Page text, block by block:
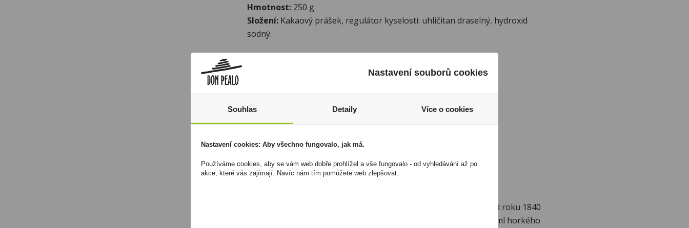
Hmotnost: 250 g
Složení: Kakaový prášek, regulátor kyselosti: uhličitan draselný, hydroxid
sodný.
Tuky:
z toho nasycené mastné kyseliny:
Sacharidy:8,9 g
Bílkoviny:20 g
Sůl:
0,08 g
Tradiční holandské kakao, které se vyrábí už od roku 1840
Příprava: Rozpusťte 1 kávovou lžičku kakaaového přášku ve 250 ml horkého
Nastavení souborů cookies
Souhlas Detaily Více o cookies
Nastavení cookies: Aby všechno fungovalo, jak má.
Používáme cookies, aby se vám web dobře prohlížel a vše fungovalo - od vyhledávání až po
akce, které vás zajímají. Navíc nám tím pomůžete web zlepšovat.